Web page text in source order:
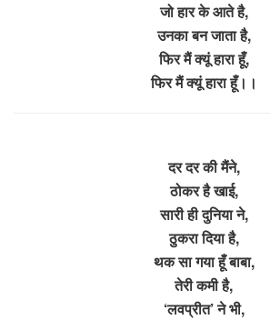
जो हार के आते है,
उनका बन जाता है,
फिर मैं क्यूं हारा हूँ,
फिर मैं क्यूं हारा हूँ।।
दर दर की मैंने,
ठोकर है खाई,
सारी ही दुनिया ने,
ठुकरा दिया है,
थक सा गया हूँ बाबा,
तेरी कमी है,
‘लवप्रीत’ ने भी,